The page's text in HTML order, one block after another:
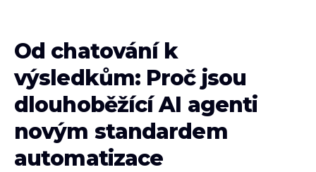
Od chatování k
výsledkům: Proč jsou
dlouhoběžící AI agenti
novým standardem
automatizace